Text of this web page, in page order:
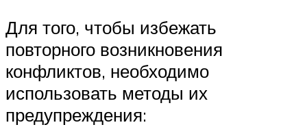
Для того, чтобы избежать
повторного возникновения
конфликтов, необходимо
использовать методы их
предупреждения: